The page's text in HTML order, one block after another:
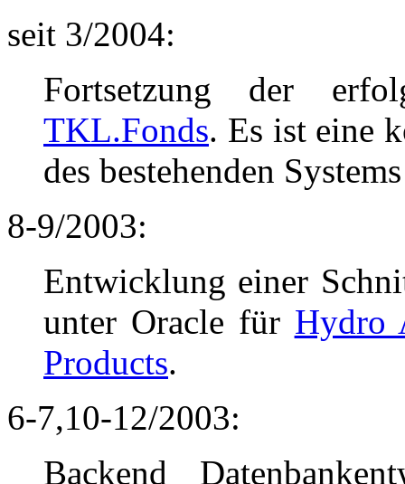
seit 3/2004:
Fortsetzung der
TKL.Fonds. Es ist eine
des bestehenden
8-9/2003:
Entwicklung einer
unter Oracle für Hydro
Products.
6-7,10-12/2003:
Backend